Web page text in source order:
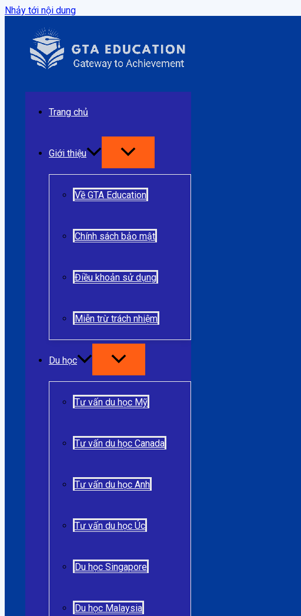
Nhảy tới nội dung
Trang chủ
Giới thiệu
Về GTA Education
Chính sách bảo mật
Điều khoản sử dụng
Miễn trừ trách nhiệm
Du học
Tư vấn du học Mỹ
Tư vấn du học Canada
Tư vấn du học Anh
Tư vấn du học Úc
Du học Singapore
Du học Malaysia